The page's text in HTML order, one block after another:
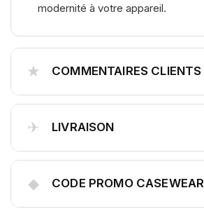
modernité à votre appareil.
★ COMMENTAIRES CLIENTS
✈ LIVRAISON
◆ CODE PROMO CASEWEAR